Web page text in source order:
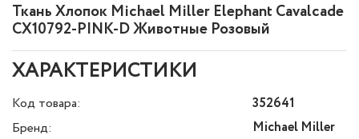
Ткань Хлопок Michael Miller Elephant Cavalcade
CX10792-PINK-D Животные Розовый
ХАРАКТЕРИСТИКИ
Код товара:
352641
Бренд:
Michael Miller